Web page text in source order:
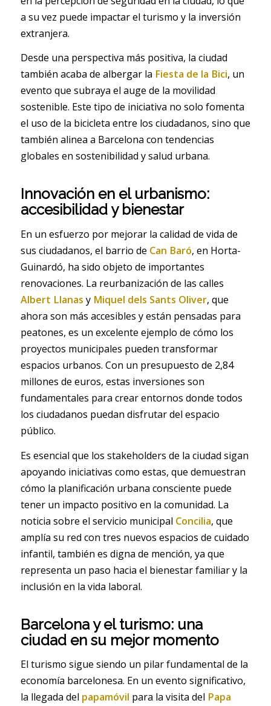
a su vez puede impactar el turismo y la inversión
extranjera.
Desde una perspectiva más positiva, la ciudad
también acaba de albergar la Fiesta de la Bici, un
evento que subraya el auge de la movilidad
sostenible. Este tipo de iniciativa no solo fomenta
el uso de la bicicleta entre los ciudadanos, sino que
también alinea a Barcelona con tendencias
globales en sostenibilidad y salud urbana.
Innovación en el urbanismo:
accesibilidad y bienestar
En un esfuerzo por mejorar la calidad de vida de
sus ciudadanos, el barrio de Can Baró, en Horta-
Guinardó, ha sido objeto de importantes
renovaciones. La reurbanización de las calles
Albert Llanas y Miquel dels Sants Oliver, que
ahora son más accesibles y están pensadas para
peatones, es un excelente ejemplo de cómo los
proyectos municipales pueden transformar
espacios urbanos. Con un presupuesto de 2,84
millones de euros, estas inversiones son
fundamentales para crear entornos donde todos
los ciudadanos puedan disfrutar del espacio
público.
Es esencial que los stakeholders de la ciudad sigan
apoyando iniciativas como estas, que demuestran
cómo la planificación urbana consciente puede
tener un impacto positivo en la comunidad. La
noticia sobre el servicio municipal Concilia, que
amplía su red con tres nuevos espacios de cuidado
infantil, también es digna de mención, ya que
representa un paso hacia el bienestar familiar y la
inclusión en la vida laboral.
Barcelona y el turismo: una
ciudad en su mejor momento
El turismo sigue siendo un pilar fundamental de la
economía barcelonesa. En un evento significativo,
la llegada del papamóvil para la visita del Papa